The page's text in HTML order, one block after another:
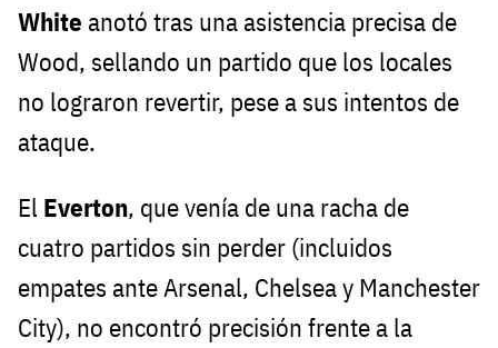
White anotó tras una asistencia precisa de
Wood, sellando un partido que los locales
no lograron revertir, pese a sus intentos de
ataque.
El Everton, que venía de una racha de
cuatro partidos sin perder (incluidos
empates ante Arsenal, Chelsea y Manchester
City), no encontró precisión frente a la